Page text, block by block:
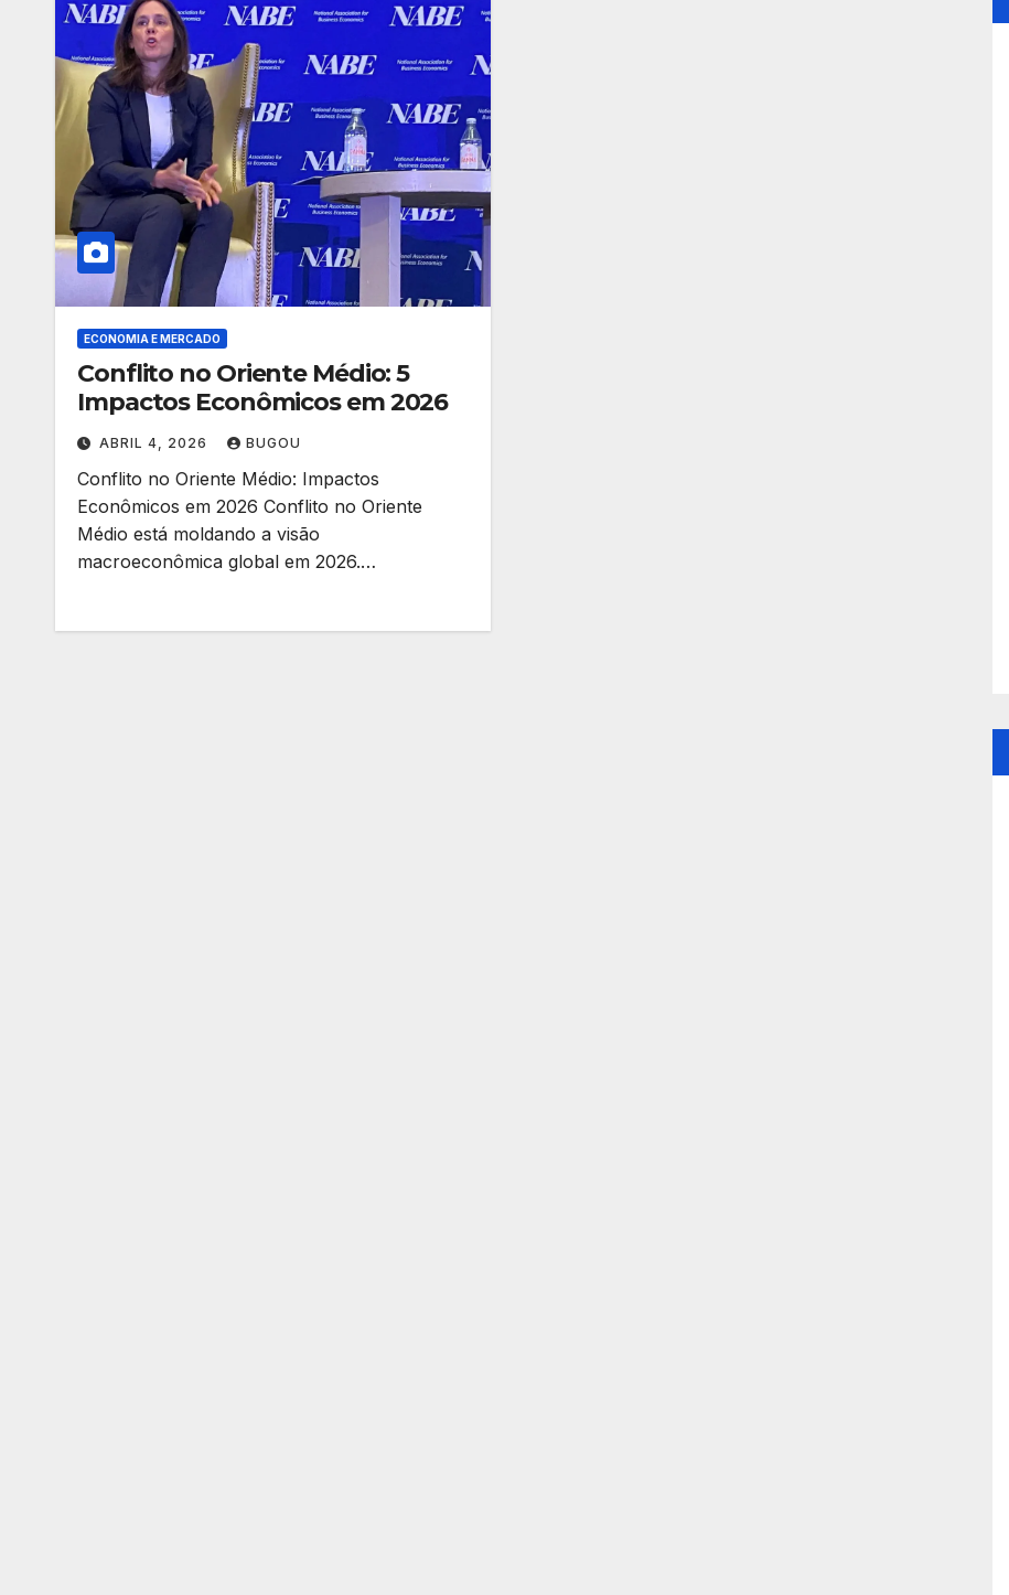
ECONOMIA E MERCADO
Conflito no Oriente Médio: 5
Impactos Econômicos em 2026
ABRIL 4, 2026 BUGOU
Conflito no Oriente Médio: Impactos
Econômicos em 2026 Conflito no Oriente
Médio está moldando a visão
macroeconômica global em 2026.…